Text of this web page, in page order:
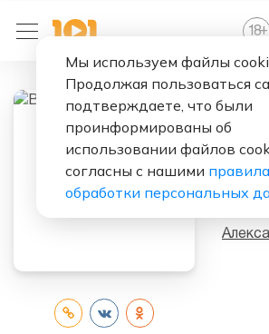
18+
Во,
Мы используем файлы
Продолжая пользоваться
подтверждаете, что были
проинформированы об
использовании файлов
согласны с нашими
обработки персональных